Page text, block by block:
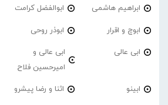
ابراهیم هاشمی ابوالفضل کرامت
ابوچ و اقرار ابوذر روحی
ابی عالی
ابی عالی و
امیرحسین فلاح
ابینو اثنا و رضا پیشرو